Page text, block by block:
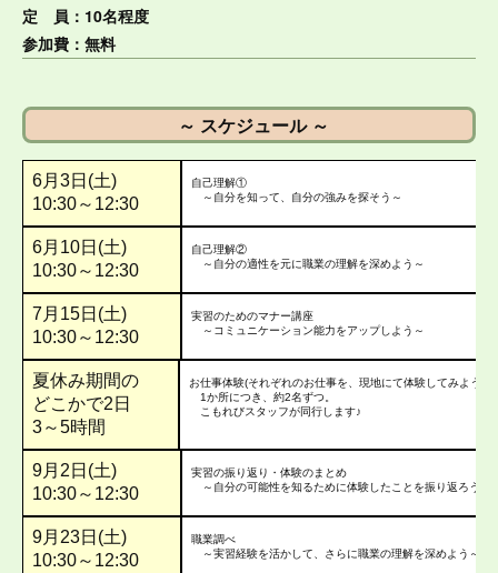
定 員：10名程度
参加費：無料
～ スケジュール ～